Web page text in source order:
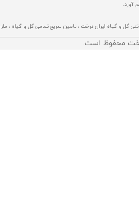
آورد.
گل و گیاه ایران درخت ، تامین سریع تمامی گل و گیاه ،
محفوظ است.